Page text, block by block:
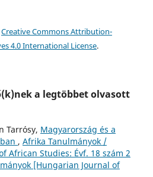
Creative Commons Attribution-
4.0 International License.
a legtöbbet olvasott
Tarrósy, Magyarország és a
, Afrika Tanulmányok /
African Studies: Évf. 18 szám 2
[Hungarian Journal of